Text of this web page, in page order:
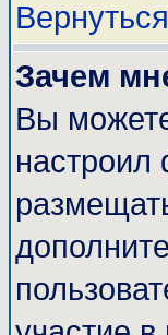
Зачем
Вы
настроил